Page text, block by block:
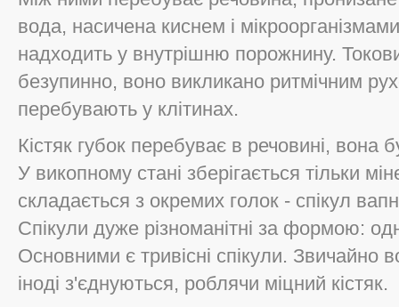
вода, насичена киснем і
надходить у внутрішню порожнину.
безупинно, воно викликано ритмічним
перебувають у клітинах.
Кістяк губок перебуває в речовині, вона
У викопному стані зберігається тільки
складається з окремих голок - спікул
Спікули дуже різноманітні за формою:
Основними є тривісні спікули. Звичайно
іноді з'єднуються, роблячи міцний кістяк.